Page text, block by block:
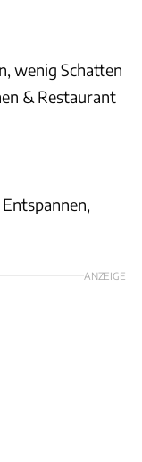
wenig Schatten
& Restaurant
ANZEIGE